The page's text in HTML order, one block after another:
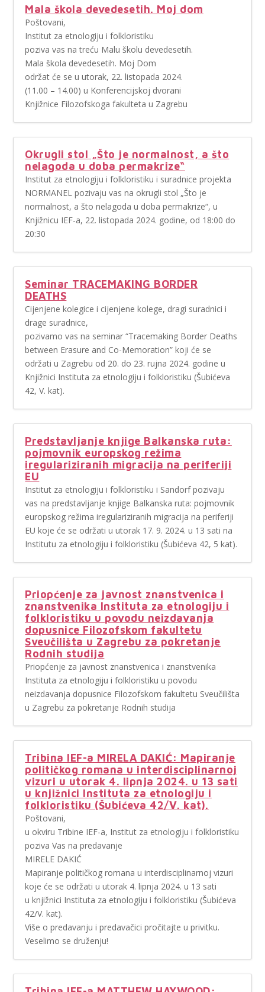
Mala škola devedesetih. Moj dom
Poštovani,
Institut za etnologiju i folkloristiku
poziva vas na treću Malu školu devedesetih.
Mala škola devedesetih. Moj Dom
održat će se u utorak, 22. listopada 2024.
(11.00 – 14.00) u Konferencijskoj dvorani
Knjižnice Filozofskoga fakulteta u Zagrebu
Okrugli stol „Što je normalnost, a što
nelagoda u doba permakrize“
Institut za etnologiju i folkloristiku i suradnice projekta
NORMANEL pozivaju vas na okrugli stol „Što je
normalnost, a što nelagoda u doba permakrize“, u
Knjižnicu IEF-a, 22. listopada 2024. godine, od 18:00 do
20:30
Seminar TRACEMAKING BORDER
DEATHS
Cijenjene kolegice i cijenjene kolege, dragi suradnici i
drage suradnice,
pozivamo vas na seminar “Tracemaking Border Deaths
between Erasure and Co-Memoration” koji će se
održati u Zagrebu od 20. do 23. rujna 2024. godine u
Knjižnici Instituta za etnologiju i folkloristiku (Šubićeva
42, V. kat).
Predstavljanje knjige Balkanska ruta:
pojmovnik europskog režima
iregulariziranih migracija na periferiji
EU
Institut za etnologiju i folkloristiku i Sandorf pozivaju
vas na predstavljanje knjige Balkanska ruta: pojmovnik
europskog režima iregulariziranih migracija na periferiji
EU koje će se održati u utorak 17. 9. 2024. u 13 sati na
Institutu za etnologiju i folkloristiku (Šubićeva 42, 5 kat).
Priopćenje za javnost znanstvenica i
znanstvenika Instituta za etnologiju i
folkloristiku u povodu neizdavanja
dopusnice Filozofskom fakultetu
Sveučilišta u Zagrebu za pokretanje
Rodnih studija
Priopćenje za javnost znanstvenica i znanstvenika
Instituta za etnologiju i folkloristiku u povodu
neizdavanja dopusnice Filozofskom fakultetu Sveučilišta
u Zagrebu za pokretanje Rodnih studija
Tribina IEF-a MIRELA DAKIĆ: Mapiranje
političkog romana u interdisciplinarnoj
vizuri u utorak 4. lipnja 2024. u 13 sati
u knjižnici Instituta za etnologiju i
folkloristiku (Šubićeva 42/V. kat).
Poštovani,
u okviru Tribine IEF-a, Institut za etnologiju i folkloristiku
poziva Vas na predavanje
MIRELE DAKIĆ
Mapiranje političkog romana u interdisciplinarnoj vizuri
koje će se održati u utorak 4. lipnja 2024. u 13 sati
u knjižnici Instituta za etnologiju i folkloristiku (Šubićeva
42/V. kat).
Više o predavanju i predavačici pročitajte u privitku.
Veselimo se druženju!